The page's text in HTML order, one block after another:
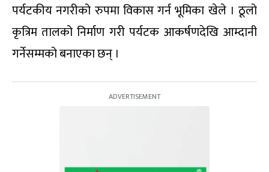
पर्यटकीय नगरीको रुपमा विकास गर्न भूमिका खेले । ठूलो
कृत्रिम तालको निर्माण गरी पर्यटक आकर्षणदेखि आम्दानी
गर्नेसम्मको बनाएका छन् ।